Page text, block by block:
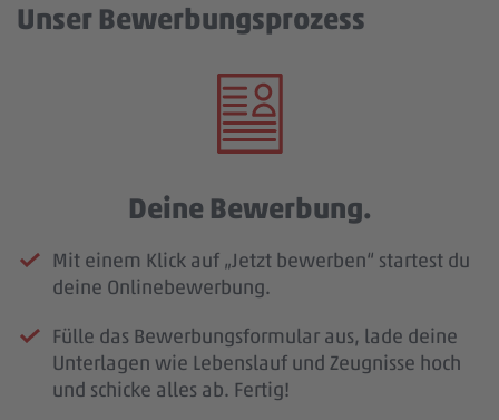
Unser Bewerbungsprozess
Deine Bewerbung.
Mit einem Klick auf „Jetzt bewerben“ startest du
deine Onlinebewerbung.
Fülle das Bewerbungsformular aus, lade deine
Unterlagen wie Lebenslauf und Zeugnisse hoch
und schicke alles ab. Fertig!